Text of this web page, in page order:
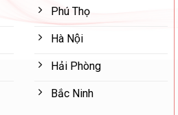
Phú Thọ
Hà Nội
Hải Phòng
Bắc Ninh